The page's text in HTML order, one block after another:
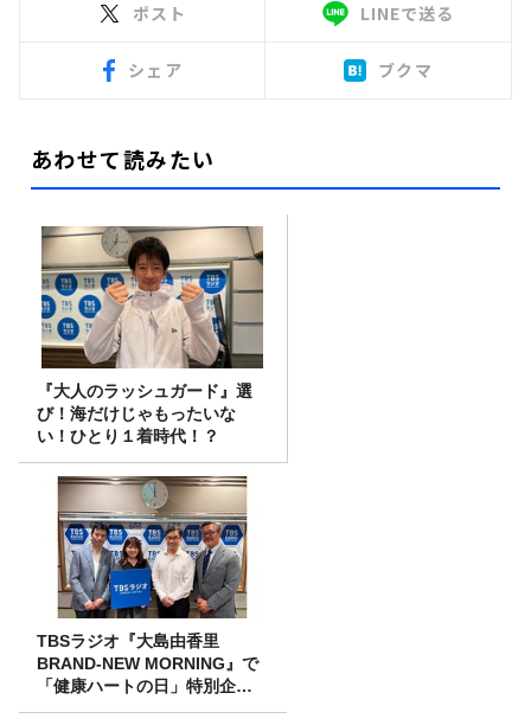
ポスト LINEで送る
シェア ブクマ
あわせて読みたい
『大人のラッシュガード』選
び！海だけじゃもったいな
い！ひとり１着時代！？
TBSラジオ『大島由香里
BRAND-NEW MORNING』で
「健康ハートの日」特別企画
を8/10（月）に放送